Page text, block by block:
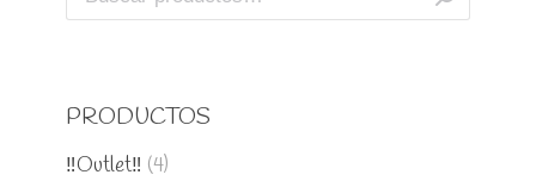
PRODUCTOS
‼️Outlet‼️ (4)